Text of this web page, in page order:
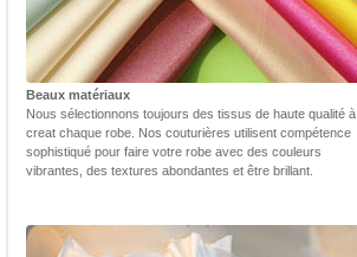
Beaux matériaux
Nous sélectionnons toujours des tissus de haute qualité à
creat chaque robe. Nos couturières utilisent compétence
sophistiqué pour faire votre robe avec des couleurs
vibrantes, des textures abondantes et être brillant.